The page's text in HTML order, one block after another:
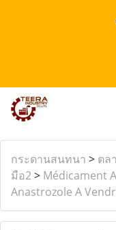
กระดานสนทนา > ตล
มือ2> Médicament
Anastrozole A